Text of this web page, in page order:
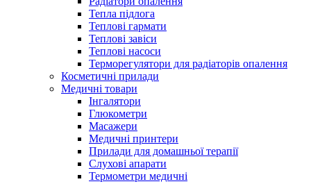
Тепла підлога
Теплові гармати
Теплові завіси
Теплові насоси
Терморегулятори для радіаторів опалення
Косметичні прилади
Медичні товари
Інгалятори
Глюкометри
Масажери
Медичні принтери
Прилади для домашньої терапії
Слухові апарати
Термометри медичні